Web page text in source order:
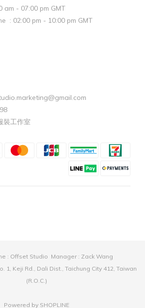
am - 07:00 pm GMT
: 02:00 pm - 10:00 pm GMT
裝工作室
: Offset Studio Manager : Zack Wang
1, Keji Rd., Dali Dist., Taichung City 412, Taiwan
(R.O.C.)
Powered by SHOPLINE